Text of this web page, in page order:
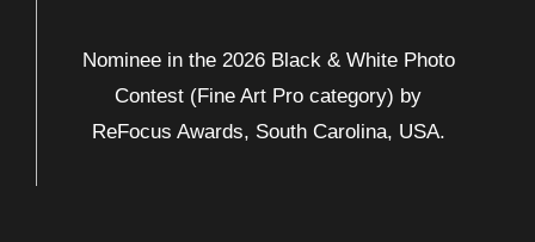
Nominee in the 2026 Black & White Photo
Contest (Fine Art Pro category) by
ReFocus Awards, South Carolina, USA.